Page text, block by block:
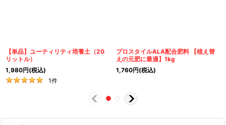
【単品】ユーティリティ培養土（20
リットル）
1,980円(税込)
1件
プロスタイルALA配合肥料 【植え替
えの元肥に最適】1kg
1,760円(税込)